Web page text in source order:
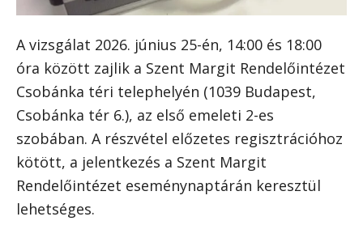
A vizsgálat 2026. június 25-én, 14:00 és 18:00
óra között zajlik a Szent Margit Rendelőintézet
Csobánka téri telephelyén (1039 Budapest,
Csobánka tér 6.), az első emeleti 2-es
szobában. A részvétel előzetes regisztrációhoz
kötött, a jelentkezés a Szent Margit
Rendelőintézet eseménynaptárán keresztül
lehetséges.